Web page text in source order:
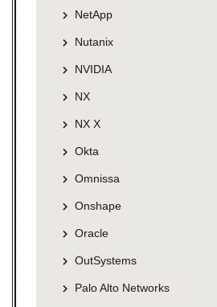
NetApp
Nutanix
NVIDIA
NX
NX X
Okta
Omnissa
Onshape
Oracle
OutSystems
Palo Alto Networks